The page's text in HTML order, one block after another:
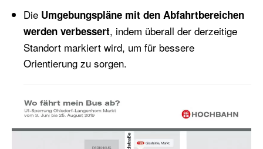
Die Umgebungspläne mit den Abfahrtbereichen
werden verbessert, indem überall der derzeitige
Standort markiert wird, um für bessere
Orientierung zu sorgen.